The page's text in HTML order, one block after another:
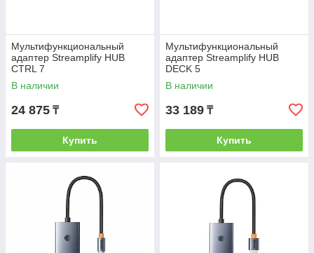
Мультифункциональный
адаптер Streamplify HUB
CTRL 7
В наличии
24 875 ₸
Купить
Мультифункциональный
адаптер Streamplify HUB
DECK 5
В наличии
33 189 ₸
Купить